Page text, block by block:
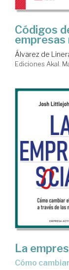
Códigos
empresas
Álvarez de
Ediciones Akal.
La
Cómo